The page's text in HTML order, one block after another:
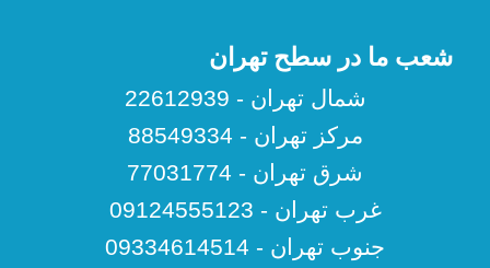
شعب ما در سطح تهران
شمال تهران - 22612939
مرکز تهران - 88549334
شرق تهران - 77031774
غرب تهران - 09124555123
جنوب تهران - 09334614514